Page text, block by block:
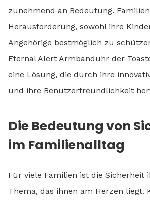
zunehmend an Bedeutung.
Herausforderung, sowohl ihre
Angehörige bestmöglich zu
Eternal Alert Armbanduhr der
eine Lösung, die durch ihre
und ihre Benutzerfreundlichkeit
Die Bedeutung von
im Familienalltag
Für viele Familien ist die Sicherheit
Thema, das ihnen am Herzen liegt.